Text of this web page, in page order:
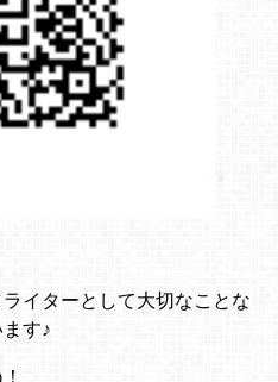
イターとして大切なことな
す♪